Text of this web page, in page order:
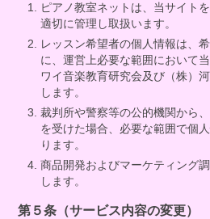
ピアノ教室ネットは、当サイト
適切に管理し取扱います。
レッスン希望者の個人情報は、
に、運営上必要な範囲において
ワイ音楽教育研究会及び（株）
します。
裁判所や警察等の公的機関から
を受けた場合、必要な範囲で個
ります。
商品開発およびマーケティング
します。
第５条（サービス内容の変更）